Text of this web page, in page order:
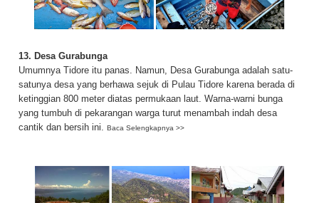
13. Desa Gurabunga
Umumnya Tidore itu panas. Namun, Desa Gurabunga adalah satu-
satunya desa yang berhawa sejuk di Pulau Tidore karena berada di
ketinggian 800 meter diatas permukaan laut. Warna-warni bunga
yang tumbuh di pekarangan warga turut menambah indah desa
cantik dan bersih ini. Baca Selengkapnya >>